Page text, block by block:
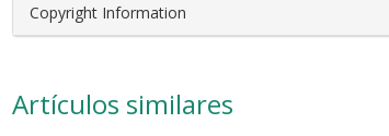
Copyright Information
Artículos similares